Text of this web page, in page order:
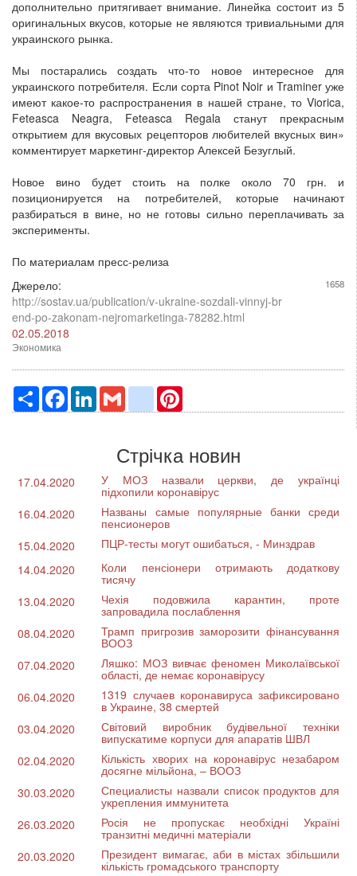
дополнительно притягивает внимание. Линейка состоит из 5
оригинальных вкусов, которые не являются тривиальными для
украинского рынка.
Мы постарались создать что-то новое интересное для
украинского потребителя. Если сорта Pinot Noir и Traminer уже
имеют какое-то распространения в нашей стране, то Viorica,
Feteasca Neagra, Feteasca Regala станут прекрасным
открытием для вкусовых рецепторов любителей вкусных вин»
комментирует маркетинг-директор Алексей Безуглый.
Новое вино будет стоить на полке около 70 грн. и
позиционируется на потребителей, которые начинают
разбираться в вине, но не готовы сильно переплачивать за
эксперименты.
По материалам пресс-релиза
Джерело:
http://sostav.ua/publication/v-ukraine-sozdali-vinnyj-br
end-po-zakonam-nejromarketinga-78282.html
1658
02.05.2018
Экономика
РесурсFacebook
LinkedInGmail google_bookmarks
Стрічка новин
17.04.2020 У МОЗ назвали церкви, де українці
підхопили коронавірус
16.04.2020
Названы самые популярные банки среди
пенсионеров
15.04.2020
ПЦР-тесты могут ошибаться, - Минздрав
14.04.2020
Коли пенсіонери отримають додаткову
тисячу
13.04.2020
Чехія подовжила карантин, проте
запровадила послаблення
08.04.2020
Трамп пригрозив заморозити фінансування
ВООЗ
07.04.2020
Ляшко: МОЗ вивчає феномен Миколаївської
області, де немає коронавірусу
06.04.2020
1319 случаев коронавируса зафиксировано
в Украине, 38 смертей
03.04.2020
Світовий виробник будівельної техніки
випускатиме корпуси для апаратів ШВЛ
02.04.2020
Кількість хворих на коронавірус незабаром
досягне мільйона, – ВООЗ
30.03.2020
Специалисты назвали список продуктов для
укрепления иммунитета
26.03.2020
Росія не пропускає необхідні Україні
транзитні медичні матеріали
20.03.2020
Президент вимагає, аби в містах збільшили
кількість громадського транспорту